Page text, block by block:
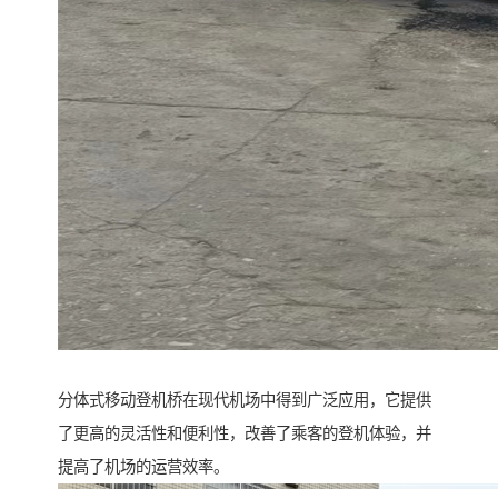
分体式移动登机桥在现代机场中得到广泛应用，它提供
了更高的灵活性和便利性，改善了乘客的登机体验，并
提高了机场的运营效率。